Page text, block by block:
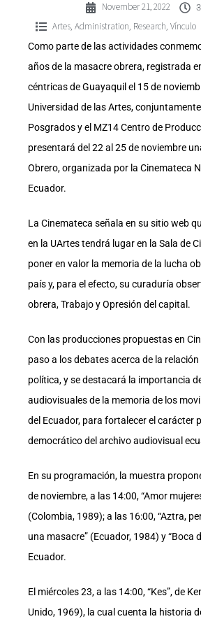
November 21, 2022
Artes, Administration, Research, Vínculo
Como parte de las actividades
años de la masacre obrera, registrada
céntricas de Guayaquil el 15 de
Universidad de las Artes,
Posgrados y el MZ14 Centro de
presentará del 22 al 25 de noviembre
Obrero, organizada por la Cinemateca
Ecuador.
La Cinemateca señala en su sitio web
en la UArtes tendrá lugar en la Sala de
poner en valor la memoria de la lucha
país y, para el efecto, su curaduría
obrera, Trabajo y Opresión del capital.
Con las producciones propuestas en
paso a los debates acerca de la
política, y se destacará la importancia
audiovisuales de la memoria de los
del Ecuador, para fortalecer el carácter
democrático del archivo audiovisual
En su programación, la muestra
de noviembre, a las 14:00, “Amor
(Colombia, 1989); a las 16:00, “Aztra,
una masacre” (Ecuador, 1984) y “Boca
Ecuador.
El miércoles 23, a las 14:00, “Kes”, de
Unido, 1969), la cual cuenta la historia